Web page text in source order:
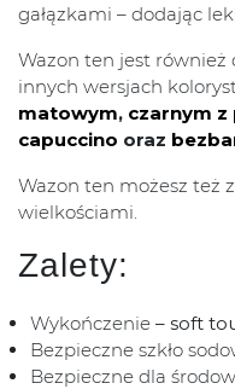
gałązkami – dodając
Wazon ten jest również
innych wersjach
matowym, czarnym z
capuccino oraz
Wazon ten możesz też
wielkościami.
Zalety:
Wykończenie – soft
Bezpieczne szkło
Bezpieczne dla